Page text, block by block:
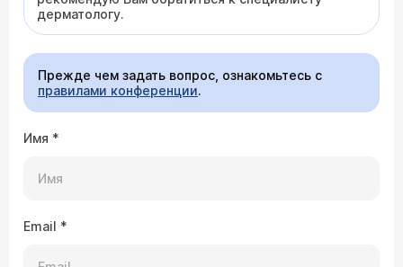
дерматологу.
Прежде чем задать вопрос, ознакомьтесь с
правилами конференции.
Имя *
Email *